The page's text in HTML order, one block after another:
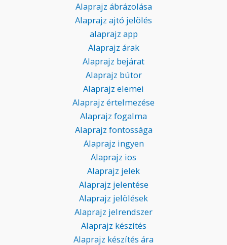
Alaprajz ábrázolása
Alaprajz ajtó jelölés
alaprajz app
Alaprajz árak
Alaprajz bejárat
Alaprajz bútor
Alaprajz elemei
Alaprajz értelmezése
Alaprajz fogalma
Alaprajz fontossága
Alaprajz ingyen
Alaprajz ios
Alaprajz jelek
Alaprajz jelentése
Alaprajz jelölések
Alaprajz jelrendszer
Alaprajz készítés
Alaprajz készítés ára